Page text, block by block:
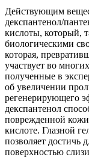
Действующим
декспантенол/
кислоты, который,
биологическими
которая,
участвует во
полученные в
об увеличении
регенерирующего
декспантенол
поврежденной
кислоте. Глазной
позволяет достичь
поверхностью